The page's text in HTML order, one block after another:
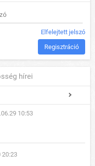
Elfelejtett jelszó
Regisztráció
hírei
10:53
20:23